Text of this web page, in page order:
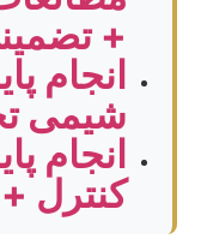
+
انجام
شیمی
انجام
کنترل